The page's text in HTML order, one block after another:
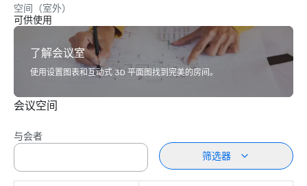
空间（室外）
可供使用
了解会议室
使用设置图表和互动式 3D 平面图找到完美的房间。
会议空间
与会者
筛选器